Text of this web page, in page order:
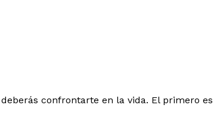
confrontarte en la vida. El primero es